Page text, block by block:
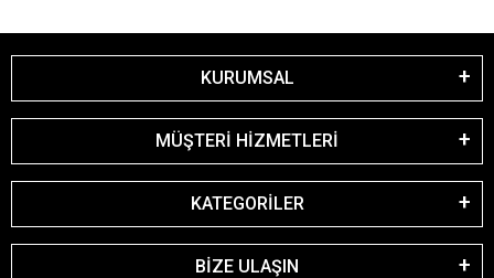
KURUMSAL
MÜŞTERİ HİZMETLERİ
KATEGORİLER
BİZE ULAŞIN